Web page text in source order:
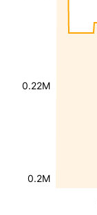
0.2M
0.22M